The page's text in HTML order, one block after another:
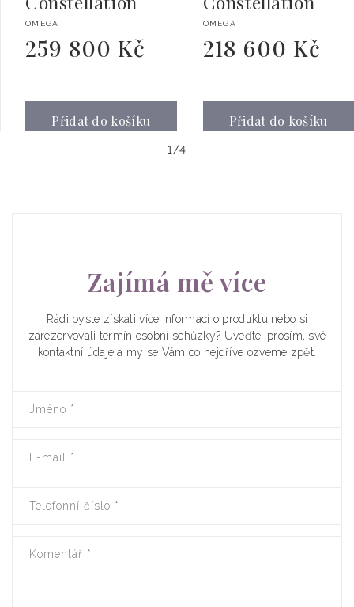
Dodavatel:
OMEGA
Běžná
cena
259 800 Kč
Přidat do košíku
Dodavatel:
OMEGA
Běžná
cena
218 600 Kč
Přidat do košíku
1 /z4
Zajímá mě více
Rádi byste získali více informací o produktu nebo si
zarezervovali termín osobní schůzky? Uveďte, prosím, své
kontaktní údaje a my se Vám co nejdříve ozveme zpět.
Jméno *
E-mail *
Telefonní číslo *
Komentář *